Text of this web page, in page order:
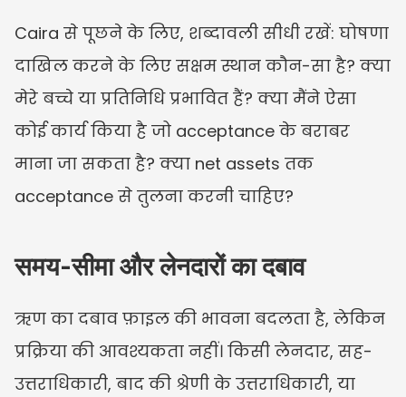
Caira से पूछने के लिए, शब्दावली सीधी रखें: घोषणा
दाखिल करने के लिए सक्षम स्थान कौन-सा है? क्या
मेरे बच्चे या प्रतिनिधि प्रभावित हैं? क्या मैंने ऐसा
कोई कार्य किया है जो acceptance के बराबर
माना जा सकता है? क्या net assets तक
acceptance से तुलना करनी चाहिए?
समय-सीमा और लेनदारों का दबाव
ऋण का दबाव फ़ाइल की भावना बदलता है, लेकिन
प्रक्रिया की आवश्यकता नहीं। किसी लेनदार, सह-
उत्तराधिकारी, बाद की श्रेणी के उत्तराधिकारी, या